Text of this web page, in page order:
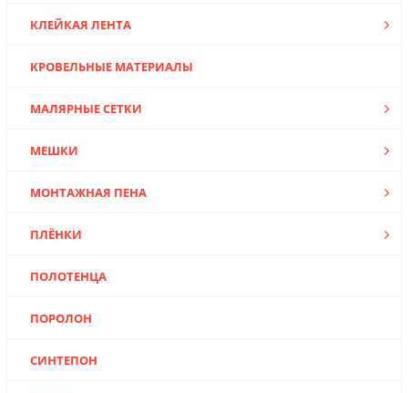
КЛЕЙКАЯ ЛЕНТА
КРОВЕЛЬНЫЕ МАТЕРИАЛЫ
МАЛЯРНЫЕ СЕТКИ
МЕШКИ
МОНТАЖНАЯ ПЕНА
ПЛЁНКИ
ПОЛОТЕНЦА
ПОРОЛОН
СИНТЕПОН